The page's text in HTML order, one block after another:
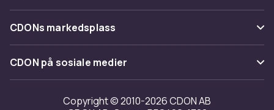
Tilbakekallinger
Varemerker
Om oss
Kundeanmeldelser
Jobbe på CDON
Investor relations
CDONs markedsplass
Merchant Help Center
CDON på sosiale medier
Copyright © 2010-2026 CDON AB